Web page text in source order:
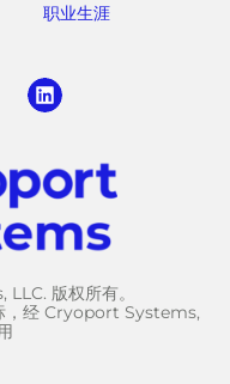
职业生涯
版权所有。
经 Cryoport Systems,